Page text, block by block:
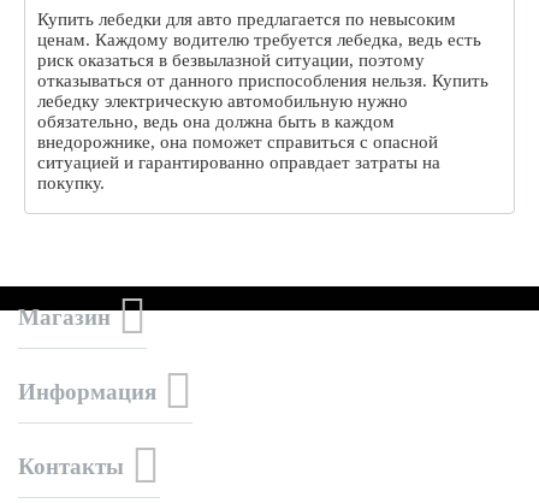
Купить лебедки для авто предлагается по невысоким
ценам. Каждому водителю требуется лебедка, ведь есть
риск оказаться в безвылазной ситуации, поэтому
отказываться от данного приспособления нельзя. Купить
лебедку электрическую автомобильную нужно
обязательно, ведь она должна быть в каждом
внедорожнике, она поможет справиться с опасной
ситуацией и гарантированно оправдает затраты на
покупку.
Магазин
Информация
Контакты